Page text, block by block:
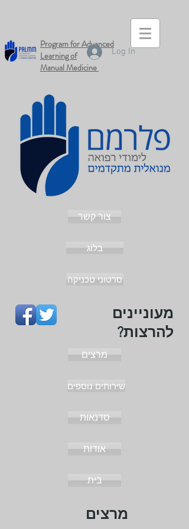
Program for Advanced
Learning of
ManualMedicine
Log In
צור קשר
בלוג
סרטוני טכניקה
מעוניינים
להרצות?
מרצים
שירותים נוספים
סדנאות
אודות
בית
מרצים